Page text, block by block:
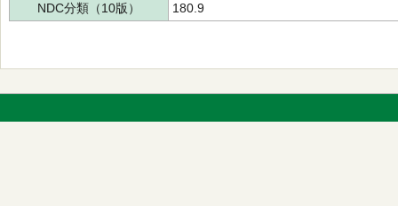
NDC分類（10版）
180.9